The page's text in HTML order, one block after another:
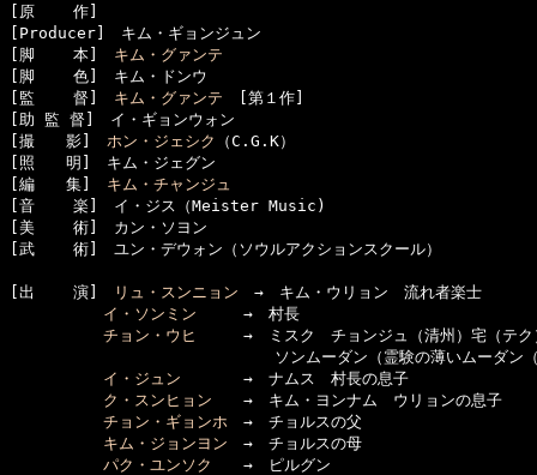
[原    作]
[Producer]　キム・ギョンジュン
[脚    本] キム・グァンテ
[脚    色]　キム・ドンウ
[監    督] キム・グァンテ [第１作]
[助 監 督]　イ・ギョンウォン
[撮　　影] ホン・ジェシク
（C.G.K）
[照　　明]　キム・ジェグン
[編　　集] キム・チャンジュ
[音    楽]　イ・ジス（Meister Music)
[美    術]　カン・ソヨン
[武    術]　ユン・デウォン（ソウルアクションスクール）
[出    演] リュ・スンニョン →　キム・ウリョン　流れ者楽士
イ・ソンミン →　村長
チョン・ウヒ
→　ミスク　チョンジュ（清州）宅（テ
ソンムーダン（霊験の薄いムーダン（巫
イ・ジュン →　ナムス　村長の息子
ク・スンヒョン →　キム・ヨンナム　ウリョンの息子
チョン・ギョンホ →　チョルスの父
キム・ジョンヨン →　チョルスの母
パク・ユンソク
→　ピルグン